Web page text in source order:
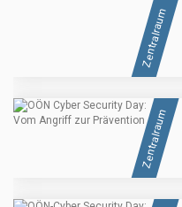
Zentralraum
Zentralraum